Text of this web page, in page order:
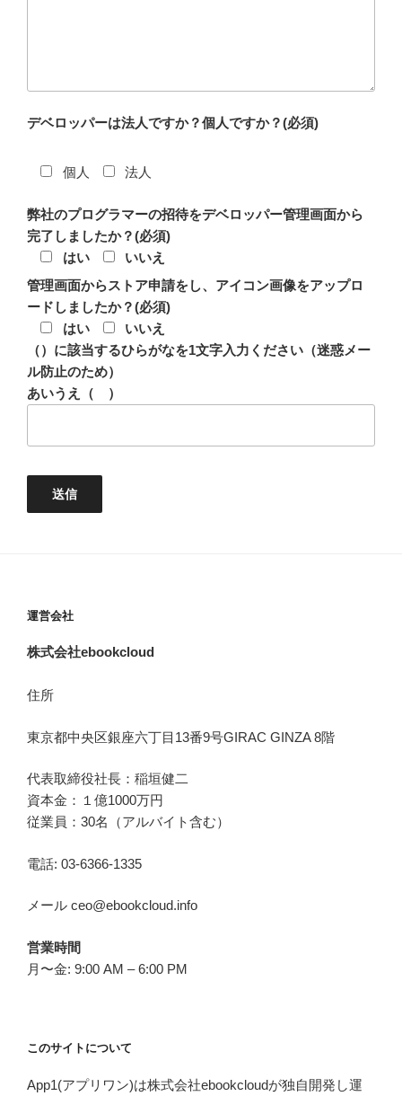
デベロッパーは法人ですか？個人ですか？(必須)
個人 法人
弊社のプログラマーの招待をデベロッパー管理画面から
完了しましたか？(必須)
はい
いいえ
管理画面からストア申請をし、アイコン画像をアップロ
ードしましたか？(必須)
はい
いいえ
（）に該当するひらがなを1文字入力ください（迷惑メー
ル防止のため）
あいうえ（ ）
運営会社
株式会社ebookcloud
住所
東京都中央区銀座六丁目 13番9号GIRAC GINZA 8階
代表取締役社長：稲垣健二
資本金：１億1000万円
従業員：30名（アルバイト含む）
電話: 03-6366-1335
メール ceo@ebookcloud.info
営業時間
月〜金: 9:00 AM – 6:00 PM
このサイトについて
App1(アプリワン)は株式会社ebookcloudが独自開発し運